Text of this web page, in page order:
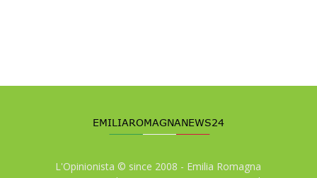
L'Opinionista © since 2008 - Emilia Romagna